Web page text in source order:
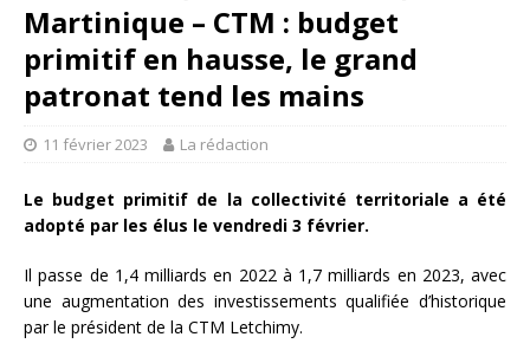
Martinique – CTM : budget
primitif en hausse, le grand
patronat tend les mains
11 février 2023 La rédaction
Le budget primitif de la collectivité territoriale a été
adopté par les élus le vendredi 3 février.
Il passe de 1,4 milliards en 2022 à 1,7 milliards en 2023, avec
une augmentation des investissements qualifiée d’historique
par le président de la CTM Letchimy.